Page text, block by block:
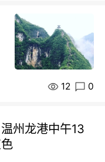
12 0
州龙港中午13